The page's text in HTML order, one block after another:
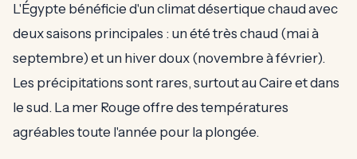
L'Égypte bénéficie d'un climat désertique chaud avec
deux saisons principales : un été très chaud (mai à
septembre) et un hiver doux (novembre à février).
Les précipitations sont rares, surtout au Caire et dans
le sud. La mer Rouge offre des températures
agréables toute l'année pour la plongée.